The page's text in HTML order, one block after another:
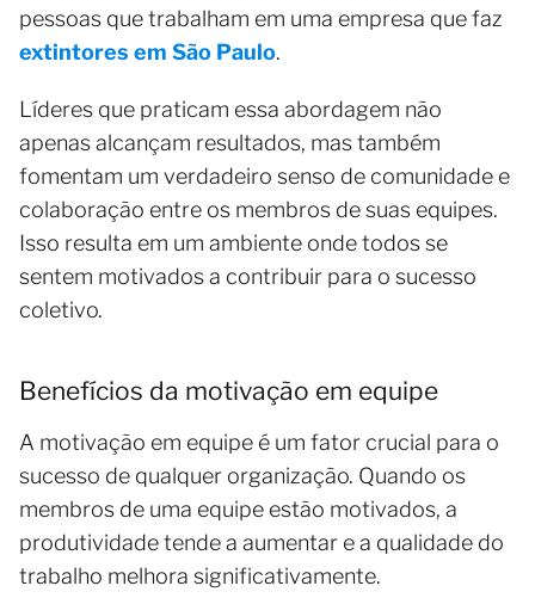
pessoas que trabalham em uma empresa que faz
extintores em São Paulo.
Líderes que praticam essa abordagem não
apenas alcançam resultados, mas também
fomentam um verdadeiro senso de comunidade e
colaboração entre os membros de suas equipes.
Isso resulta em um ambiente onde todos se
sentem motivados a contribuir para o sucesso
coletivo.
Benefícios da motivação em equipe
A motivação em equipe é um fator crucial para o
sucesso de qualquer organização. Quando os
membros de uma equipe estão motivados, a
produtividade tende a aumentar e a qualidade do
trabalho melhora significativamente.